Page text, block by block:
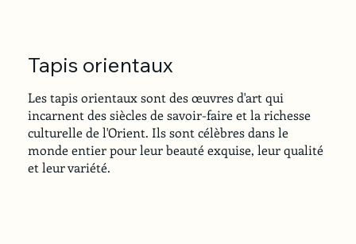
Tapis orientaux
Les tapis orientaux sont des œuvres d'art qui
incarnent des siècles de savoir-faire et la richesse
culturelle de l'Orient. Ils sont célèbres dans le
monde entier pour leur beauté exquise, leur qualité
et leur variété.